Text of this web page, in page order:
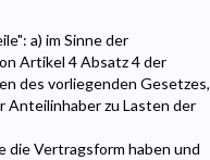
a) im Sinne der
Artikel 4 Absatz 4 der
des vorliegenden Gesetzes,
Anteilinhaber zu Lasten der
die Vertragsform haben und